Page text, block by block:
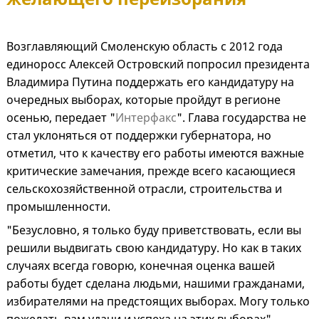
Возглавляющий Смоленскую область с 2012 года
единоросс Алексей Островский попросил президента
Владимира Путина поддержать его кандидатуру на
очередных выборах, которые пройдут в регионе
осенью, передает "Интерфакс". Глава государства не
стал уклоняться от поддержки губернатора, но
отметил, что к качеству его работы имеются важные
критические замечания, прежде всего касающиеся
сельскохозяйственной отрасли, строительства и
промышленности.
"Безусловно, я только буду приветствовать, если вы
решили выдвигать свою кандидатуру. Но как в таких
случаях всегда говорю, конечная оценка вашей
работы будет сделана людьми, нашими гражданами,
избирателями на предстоящих выборах. Могу только